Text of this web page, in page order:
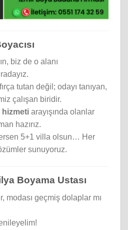
biz de o alanı
tutan değil; odayı tanıyan,
çalışan biridir.
hizmeti arayışında olanlar
hazırız.
5+1 villa olsun… Her
sunuyoruz.
Boyama Ustası
modası geçmiş dolaplar mı